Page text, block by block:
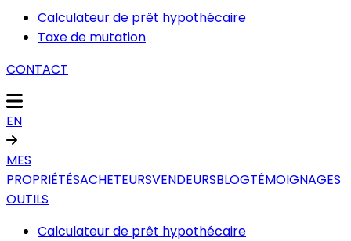
Calculateur de prêt hypothécaire
Taxe de mutation
CONTACT
EN
MES
PROPRIÉTÉSACHETEURSVENDEURSBLOGTÉMOIGNAGES
OUTILS
Calculateur de prêt hypothécaire